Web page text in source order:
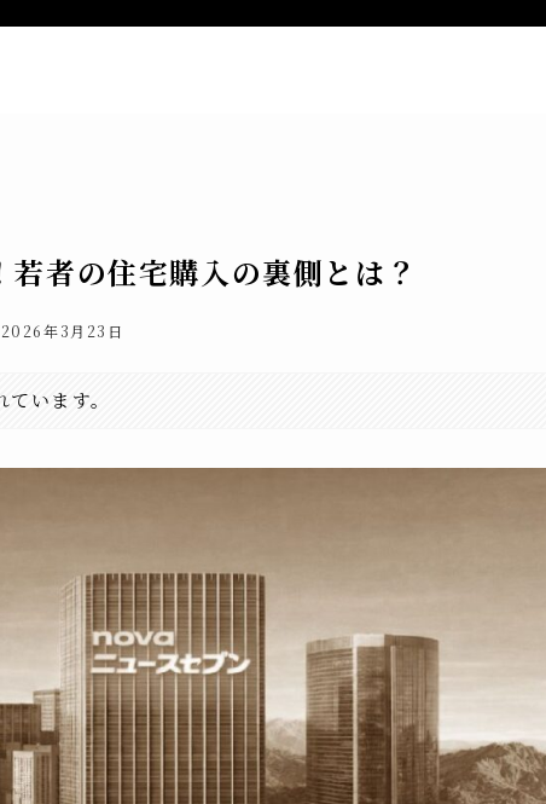
者の住宅購入の裏側とは？
2026年3月23日
います。